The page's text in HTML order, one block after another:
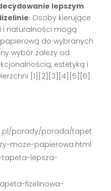
lepszym
. Osoby kierujące
i naturalności mogą
do wybranych
wybór zależy od
estetyką i
[1][2][3][4][5][6] .
porady/porada/tapet
moze-papierowa.html
lepsza-
fizelinowa-